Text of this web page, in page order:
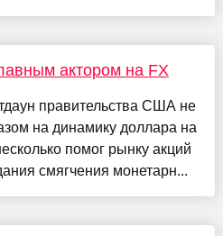
актором на FX
правительства США не
на динамику доллара на
помог рынку акций
смягчения монетарн...